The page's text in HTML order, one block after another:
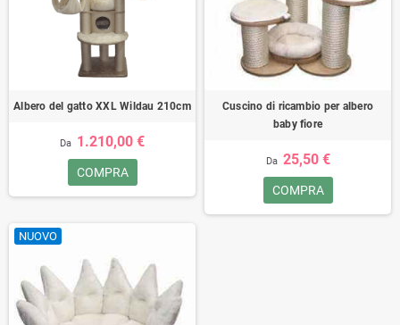
Albero del gatto XXL Wildau 210cm
Da 1.210,00 €
COMPRA
Cuscino di ricambio per albero
baby fiore
Da 25,50 €
COMPRA
NUOVO